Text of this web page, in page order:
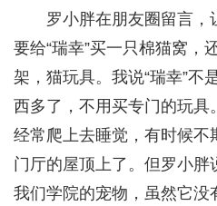
罗小胖在朋友圈留言
要给“瑞幸”买一只棉猫窝，
架，猫玩具。我说“瑞幸”不
西多了，不用买专门的玩具
经常爬上去睡觉，有时候不
门厅的屋顶上了。但罗小胖
我们学院的宠物，虽然它没